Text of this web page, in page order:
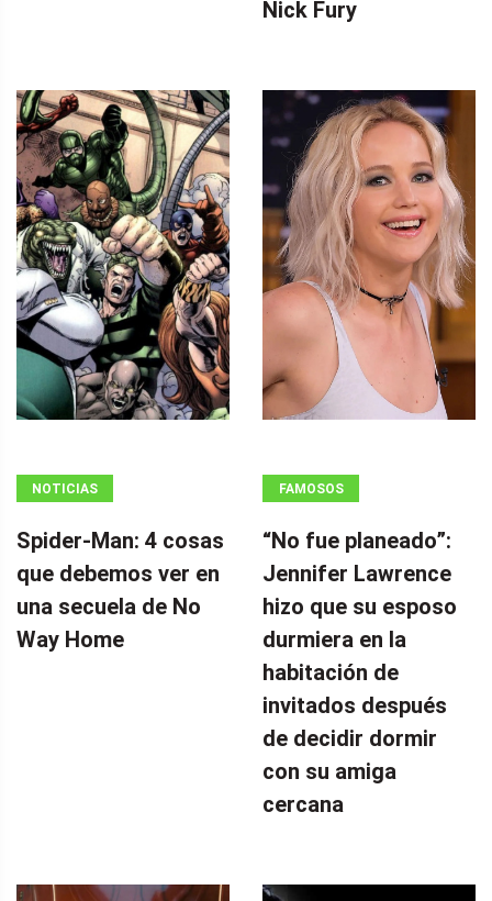
Nick Fury
NOTICIAS
Spider-Man: 4 cosas
que debemos ver en
una secuela de No
Way Home
FAMOSOS
“No fue planeado”: ​​
Jennifer Lawrence
hizo que su esposo
durmiera en la
habitación de
invitados después
de decidir dormir
con su amiga
cercana